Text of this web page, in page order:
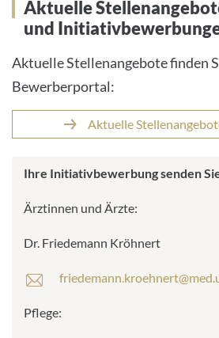
Aktuelle
und
Aktuelle Stellenangebote finden
Bewerberportal:
Aktuelle
Ihre Initiativbewerbung senden
Ärztinnen und Ärzte:
Dr. Friedemann Kröhnert
Pflege: